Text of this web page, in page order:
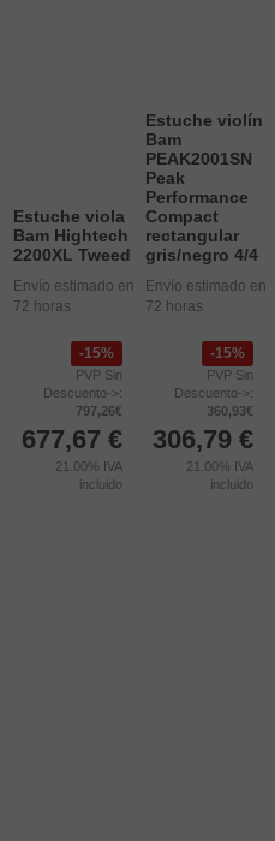
Estuche viola
Bam Hightech
2200XL Tweed
Envío estimado en
72 horas
15%
PVP Sin
Descuento->:
797,26€
677,67 €
21.00% IVA
incluido
Estuche violín
Bam
PEAK2001SN
Peak
Performance
Compact
rectangular
gris/negro 4/4
Envío estimado en
72 horas
15%
PVP Sin
Descuento->:
360,93€
306,79 €
21.00% IVA
incluido